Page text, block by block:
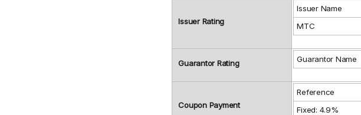
Issuer Rating
Issuer Name
MTC
Guarantor Rating Guarantor Name
Coupon Payment
Reference
Fixed: 4.9%